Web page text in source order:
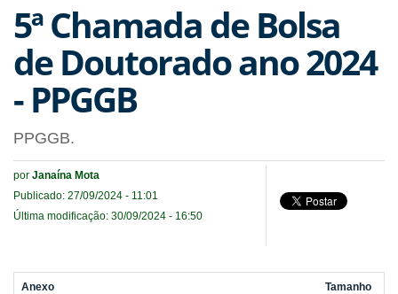
5ª Chamada de Bolsa
de Doutorado ano 2024
- PPGGB
PPGGB.
por Janaína Mota
Publicado: 27/09/2024 - 11:01
Última modificação: 30/09/2024 - 16:50
Anexo Tamanho